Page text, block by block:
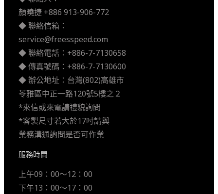
顏曉捷 +886 913-906-772
◆ 聯絡信箱：
service@freesspeed.com
◆ 聯絡電話：+886-7-7130658
◆ 傳真號碼：+886-7-7130600
◆ 辦公地址：台灣(802)高雄市
苓雅區中正一路120號5樓之２
*來信或來電請禮貌詢問
*客製尺寸若大於17吋請與
業務溝通詢問是否可作業
服務時間
上午09：00～12：00
下午13：00～17：00